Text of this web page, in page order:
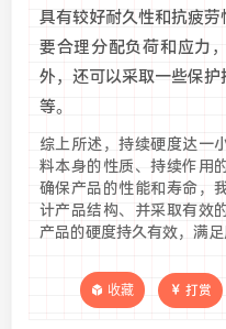
具有较好耐久性和抗疲劳
要合理分配负荷和应力
外，还可以采取一些保
等。
综上所述，持续硬度达一
料本身的性质、持续作用
确保产品的性能和寿命，
计产品结构、并采取有效
产品的硬度持久有效，满足
收藏 打赏